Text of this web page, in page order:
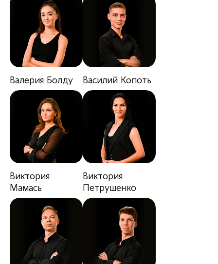
Валерия Болду Василий Копоть
Виктория
Мамась
Виктория
Петрушенко